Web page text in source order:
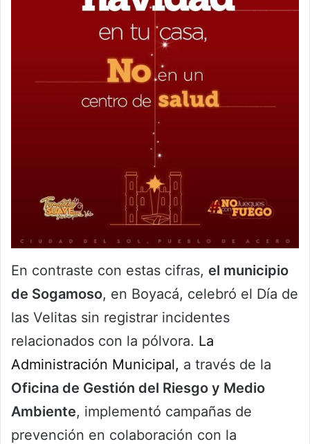
En contraste con estas cifras, el municipio
de Sogamoso, en Boyacá, celebró el Día de
las Velitas sin registrar incidentes
relacionados con la pólvora. La
Administración Municipal, a través de la
Oficina de Gestión del Riesgo y Medio
Ambiente, implementó campañas de
prevención en colaboración con la